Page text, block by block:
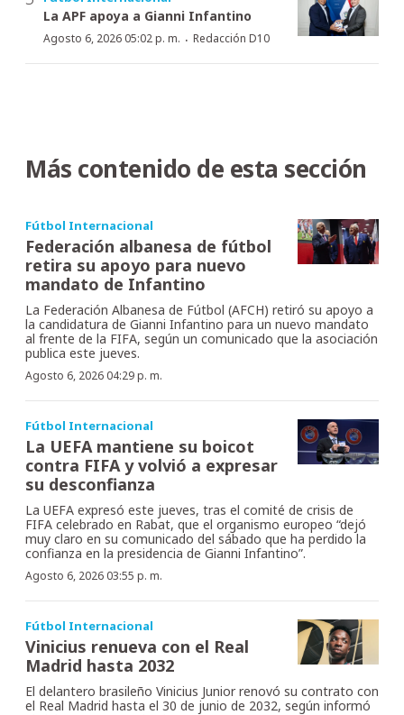
La APF apoya a Gianni Infantino
Agosto 6, 2026 05:02 p. m. · Redacción D10
Más contenido de esta sección
Fútbol Internacional
Federación albanesa de fútbol
retira su apoyo para nuevo
mandato de Infantino
La Federación Albanesa de Fútbol (AFCH) retiró su apoyo a
la candidatura de Gianni Infantino para un nuevo mandato
al frente de la FIFA, según un comunicado que la asociación
publica este jueves.
Agosto 6, 2026 04:29 p. m.
Fútbol Internacional
La UEFA mantiene su boicot
contra FIFA y volvió a expresar
su desconfianza
La UEFA expresó este jueves, tras el comité de crisis de
FIFA celebrado en Rabat, que el organismo europeo “dejó
muy claro en su comunicado del sábado que ha perdido la
confianza en la presidencia de Gianni Infantino”.
Agosto 6, 2026 03:55 p. m.
Fútbol Internacional
Vinicius renueva con el Real
Madrid hasta 2032
El delantero brasileño Vinicius Junior renovó su contrato con
el Real Madrid hasta el 30 de junio de 2032, según informó